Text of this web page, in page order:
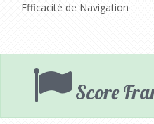
Efficacité de Navigation
Score